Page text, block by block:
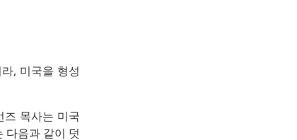
, 미국을 형성
목사는 미국
다음과 같이 덧